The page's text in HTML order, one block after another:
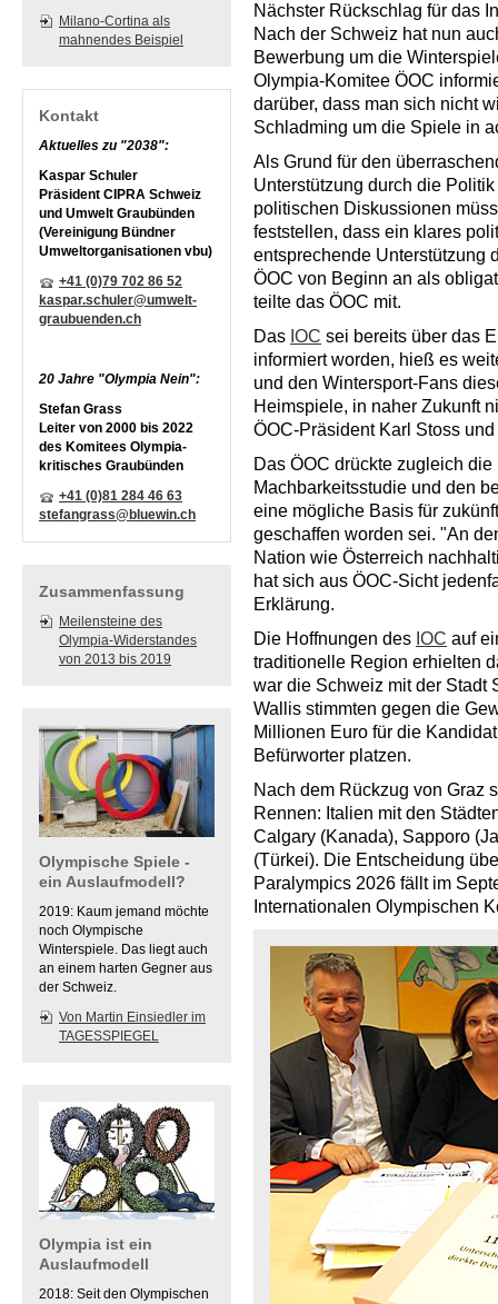
Milano-Cortina als
mahnendes Beispiel
Kontakt
Aktuelles zu "2038":
Kaspar Schuler
Präsident CIPRA Schweiz
und Umwelt Graubünden
(Vereinigung Bündner
Umweltorganisationen vbu)
+41 (0)79 702 86 52
kaspar.schuler@umwelt-
graubuenden.ch
20 Jahre "Olympia Nein":
Stefan Grass
Leiter von 2000 bis 2022
des Komitees Olympia-
kritisches Graubünden
+41 (0)81 284 46 63
stefangrass@bluewin.ch
Zusammenfassung
Meilensteine des
Olympia-Widerstandes
von 2013 bis 2019
Olympische Spiele -
ein Auslaufmodell?
2019: Kaum jemand möchte
noch Olympische
Winterspiele. Das liegt auch
an einem harten Gegner aus
der Schweiz.
Von Martin Einsiedler im
TAGESSPIEGEL
Olympia ist ein
Auslaufmodell
2018: Seit den Olympischen
Nächster Rückschlag für das
Nach der Schweiz hat nun
Bewerbung um die
Olympia-Komitee ÖOC
darüber, dass man sich nicht
Schladming um die Spiele in
Als Grund für den
Unterstützung durch die
politischen Diskussionen
feststellen, dass ein klares
entsprechende Unterstützung
ÖOC von Beginn an als
teilte das ÖOC mit.
Das IOC sei bereits über das
informiert worden, hieß es
und den Wintersport-Fans
Heimspiele, in naher Zukunft
ÖOC-Präsident Karl Stoss
Das ÖOC drückte zugleich
Machbarkeitsstudie und den
eine mögliche Basis für
geschaffen worden sei. "An
Nation wie Österreich
hat sich aus ÖOC-Sicht
Erklärung.
Die Hoffnungen des IOC auf
traditionelle Region erhielten
war die Schweiz mit der Stadt
Wallis stimmten gegen die
Millionen Euro für die
Befürworter platzen.
Nach dem Rückzug von Graz
Rennen: Italien mit den
Calgary (Kanada), Sapporo
(Türkei). Die Entscheidung
Paralympics 2026 fällt im
Internationalen Olympischen